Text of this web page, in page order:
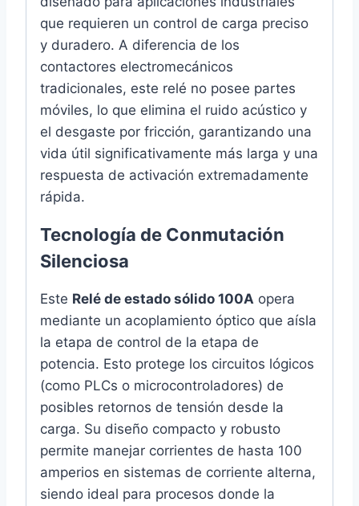
que requieren un control de carga preciso
y duradero. A diferencia de los
contactores electromecánicos
tradicionales, este relé no posee partes
móviles, lo que elimina el ruido acústico y
el desgaste por fricción, garantizando una
vida útil significativamente más larga y una
respuesta de activación extremadamente
rápida.
Tecnología de Conmutación
Silenciosa
Este Relé de estado sólido 100A opera
mediante un acoplamiento óptico que aísla
la etapa de control de la etapa de
potencia. Esto protege los circuitos lógicos
(como PLCs o microcontroladores) de
posibles retornos de tensión desde la
carga. Su diseño compacto y robusto
permite manejar corrientes de hasta 100
amperios en sistemas de corriente alterna,
siendo ideal para procesos donde la